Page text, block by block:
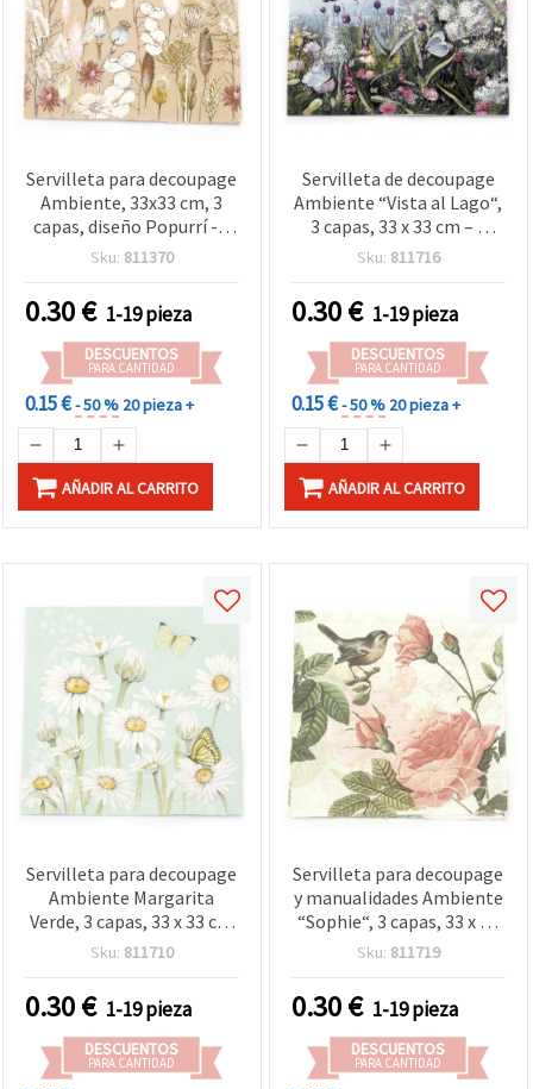
Servilleta para decoupage
Ambiente, 33x33 cm, 3
capas, diseño Popurrí - 1
unidad
Sku: 811370
0.30€ 1-19 pieza
DESCUENTOS
PARA CANTIDAD
0.15 €- 50 % 20 pieza +
AÑADIR AL CARRITO
Servilleta de decoupage
Ambiente “Vista al Lago“,
3 capas, 33 x 33 cm – 1
unidad
Sku: 811716
0.30€ 1-19 pieza
DESCUENTOS
PARA CANTIDAD
0.15 €- 50 % 20 pieza +
AÑADIR AL CARRITO
Servilleta para decoupage
Ambiente Margarita
Verde, 3 capas, 33 x 33 cm
– 1 unidad
Sku: 811710
0.30€ 1-19 pieza
DESCUENTOS
PARA CANTIDAD
Servilleta para decoupage
y manualidades Ambiente
“Sophie“, 3 capas, 33 x 33
cm - 1 unidad
Sku: 811719
0.30€ 1-19 pieza
DESCUENTOS
PARA CANTIDAD